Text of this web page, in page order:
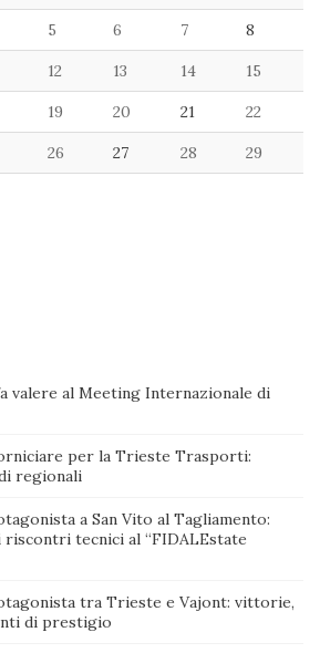
5 6 7 8
12 13 14 15
19 20 21 22
26 27 28 29
valere al Meeting Internazionale di
per la Trieste Trasporti:
regionali
a San Vito al Tagliamento:
tecnici al “FIDALEstate
tra Trieste e Vajont: vittorie,
di prestigio